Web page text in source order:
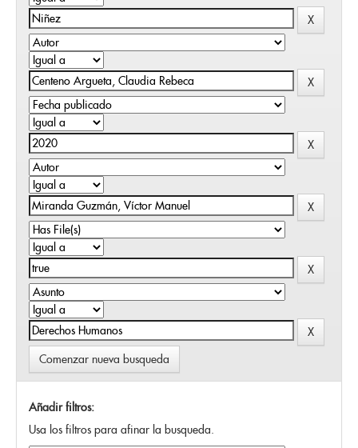
Comenzar nueva busqueda
Añadir filtros:
Usa los filtros para afinar la busqueda.